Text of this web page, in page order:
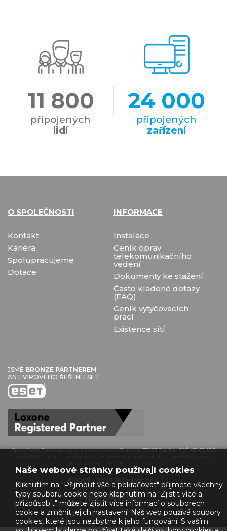
13 000
připojených
lidí
26 200
připojených
zařízení
O SPOLEČNOSTI
Kontakt
Kariéra
Spolupracujeme
Dotace
INFORMACE
Instalace
Ceník oprav
telekomunikačního
vedení
Dokumenty ke stažení
Často kladené dotazy
(FAQ)
Ceník vytyčovacích
prací
Existence sítí
JSME BRONZE PARTNEREM
ANTIVIROVÉHO ŘEŠENÍ ESET
Společnost Speednet, s.r.o., s provozovnou Skupova 570/21 Teplice, PSČ 415 01, IČO
©2007 - 2026 Speednet s.r.o.
Nastavení cookies
Naše webové stránky používají cookies
Kliknutím na "Přijmout vše a pokračovat" přijmete všechny
typy souborů cookie nebo klepnutím na "Zjistit více a
přizpůsobit" můžete zjistit více informací o souborech
cookie a změnit jejich nastavení. Náš web používá soubory
cookies, které jsou nezbytné k jeho fungování. S vaším